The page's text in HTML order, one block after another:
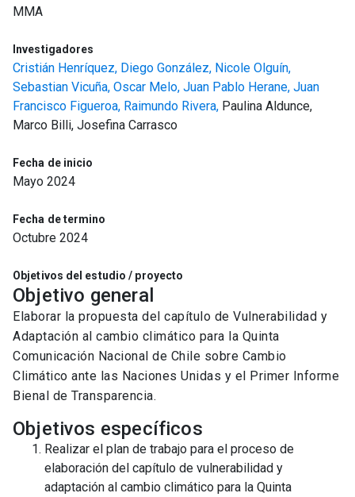
MMA
Investigadores
Cristián Henríquez, Diego González, Nicole Olguín,
Sebastian Vicuña, Oscar Melo, Juan Pablo Herane, Juan
Francisco Figueroa, Raimundo Rivera, Paulina Aldunce,
Marco Billi, Josefina Carrasco
Fecha de inicio
Mayo 2024
Fecha de termino
Octubre 2024
Objetivos del estudio / proyecto
Objetivo general
Elaborar la propuesta del capítulo de Vulnerabilidad y
Adaptación al cambio climático para la Quinta
Comunicación Nacional de Chile sobre Cambio
Climático ante las Naciones Unidas y el Primer Informe
Bienal de Transparencia.
Objetivos específicos
Realizar el plan de trabajo para el proceso de
elaboración del capítulo de vulnerabilidad y
adaptación al cambio climático para la Quinta